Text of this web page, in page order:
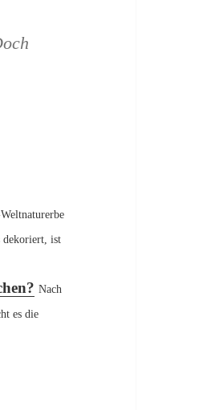
dekoriert, ist
Nach
es die